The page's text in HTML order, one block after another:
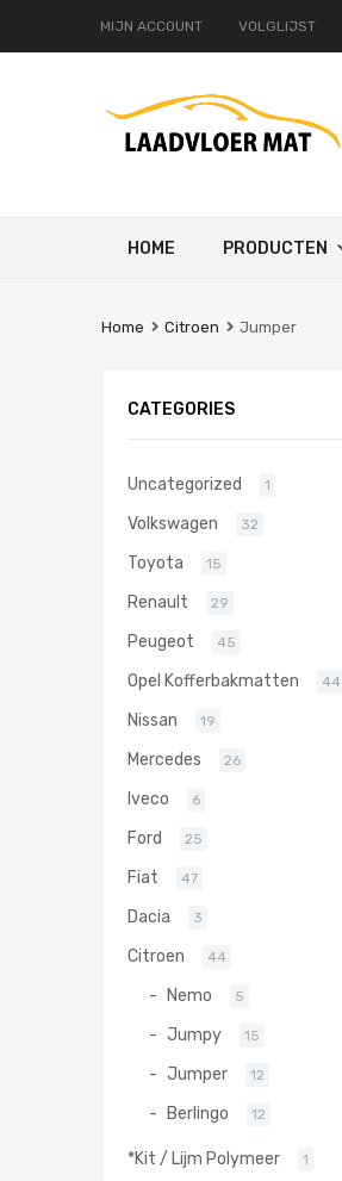
MIJN ACCOUNT VOLGLIJST
HOME PRODUCTEN
Home Citroen Jumper
CATEGORIES
Uncategorized 1
Volkswagen 32
Toyota 15
Renault 29
Peugeot 45
Opel Kofferbakmatten 44
Nissan 19
Mercedes 26
Iveco 6
Ford 25
Fiat 47
Dacia 3
Citroen 44
Nemo 5
Jumpy 15
Jumper 12
Berlingo 12
*Kit / Lijm Polymeer 1